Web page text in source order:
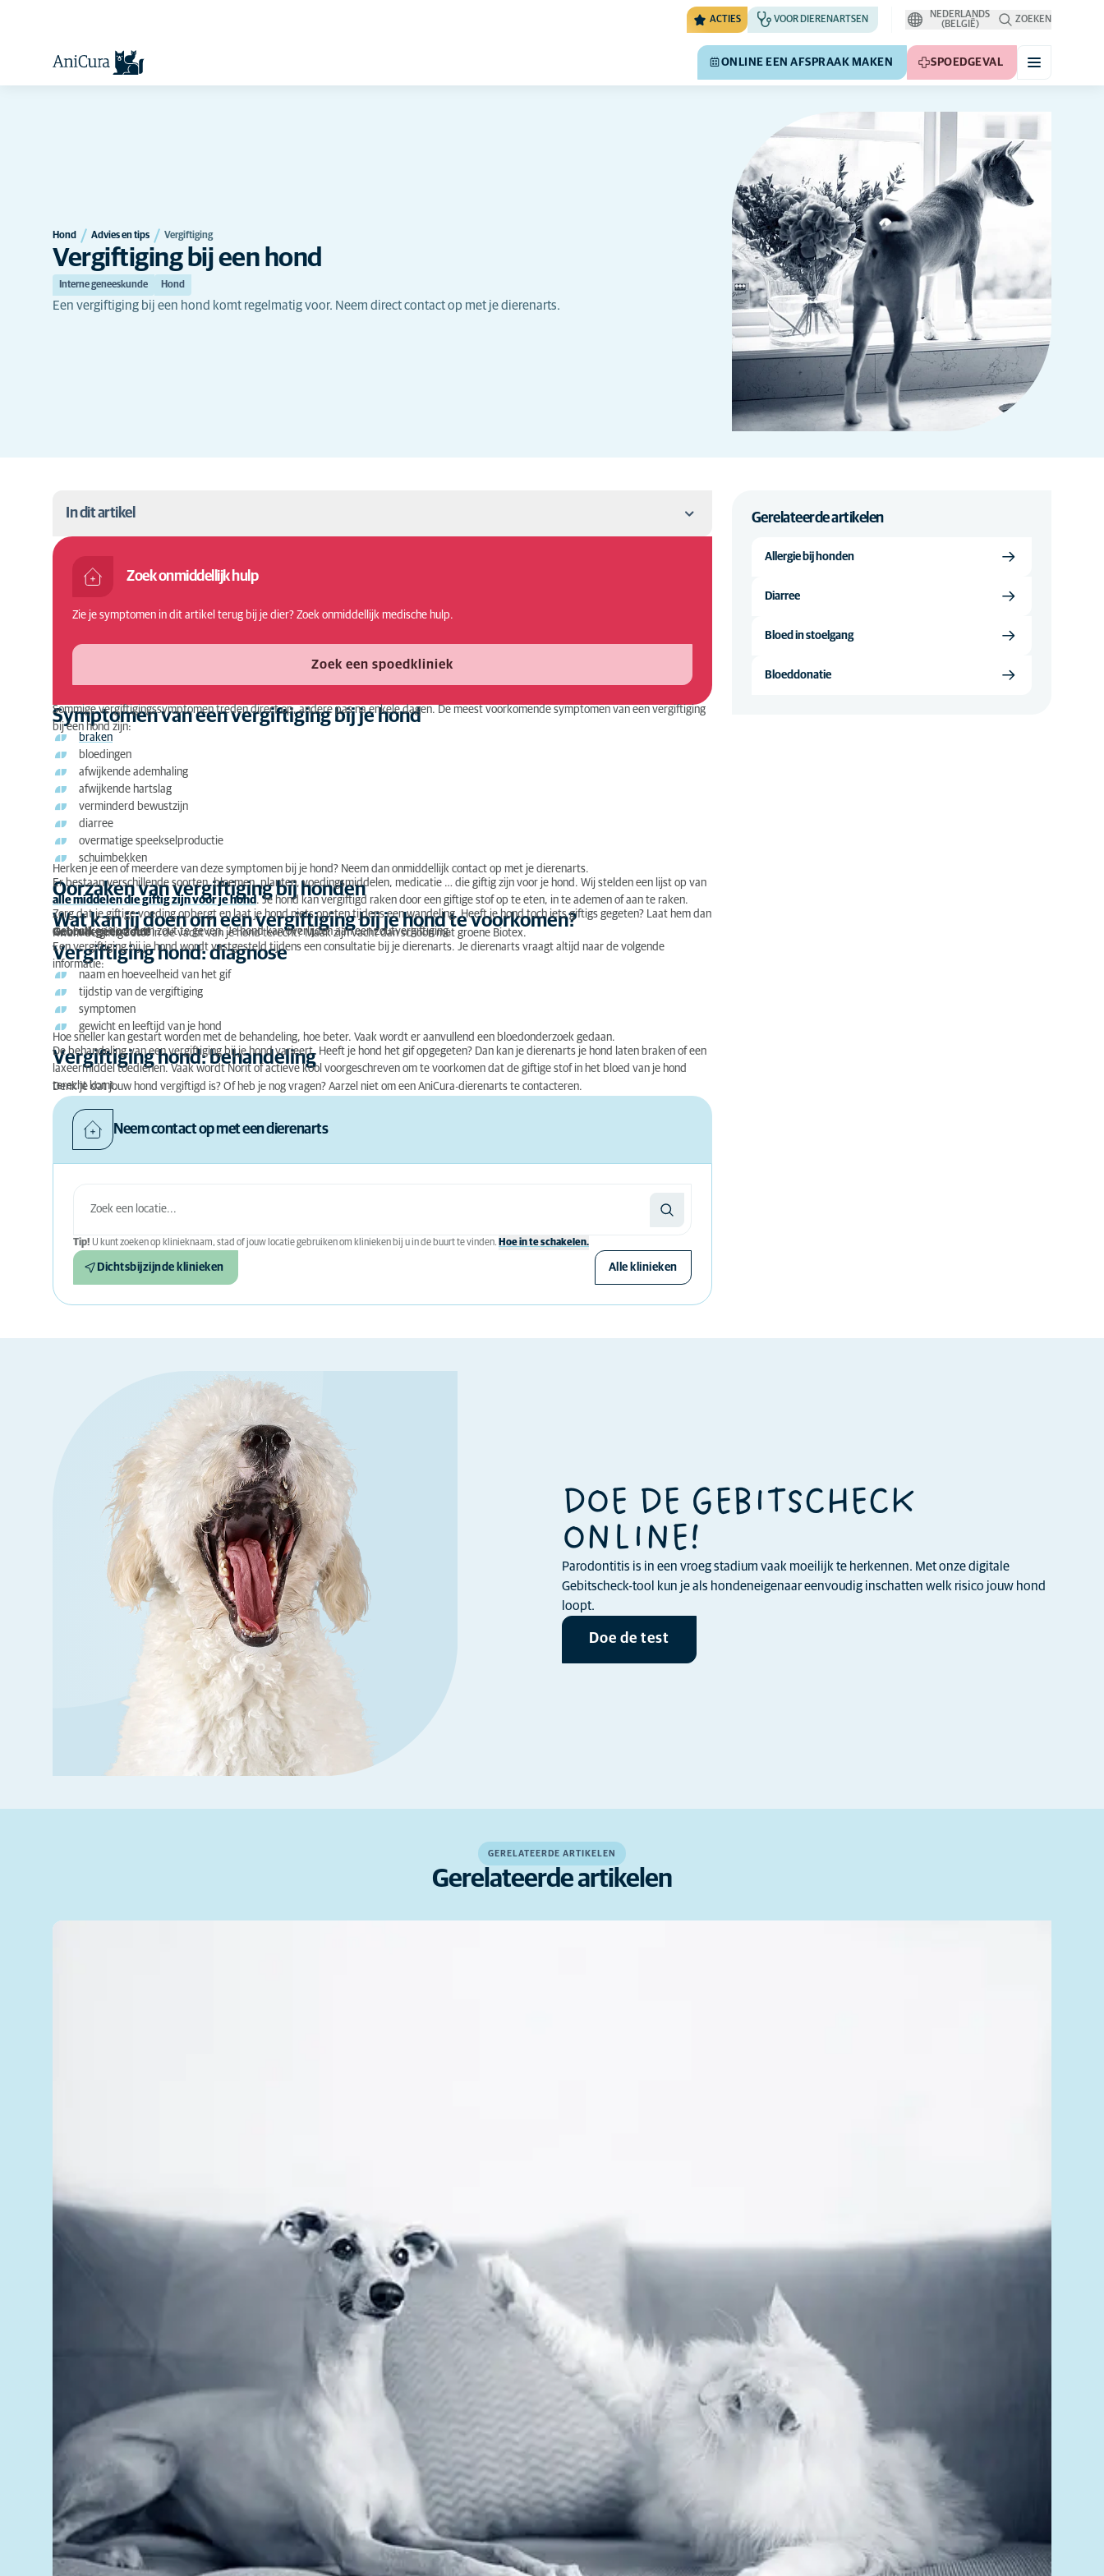
ACTIES VOOR DIERENARTSEN
NEDERLANDS
(BELGIË)
ZOEKEN
ONLINE EEN AFSPRAAK MAKEN SPOEDGEVAL
Hond Advies en tips Vergiftiging
Vergiftiging bij een hond
Interne geneeskunde Hond
Een vergiftiging bij een hond komt regelmatig voor. Neem direct contact op met je dierenarts.
In dit artikel
Wat kan jij doen om een vergiftiging bij je hond te voorkomen?
Zoek onmiddellijk hulp
Zie je symptomen in dit artikel terug bij je dier? Zoek onmiddellijk medische hulp.
Zoek een spoedkliniek
Symptomen van een vergiftiging bij je hond
Sommige vergiftigingssymptomen treden direct op, andere pas na enkele dagen. De meest voorkomende symptomen van een vergiftiging
bij een hond zijn:
braken
bloedingen
afwijkende ademhaling
afwijkende hartslag
verminderd bewustzijn
diarree
overmatige speekselproductie
schuimbekken
Herken je een of meerdere van deze symptomen bij je hond? Neem dan onmiddellijk contact op met je dierenarts.
Oorzaken van vergiftiging bij honden
Er bestaan verschillende soorten, bloemen, planten, voedingsmiddelen, medicatie … die giftig zijn voor je hond. Wij stelden een lijst op van
alle middelen die giftig zijn voor je hond . Je hond kan vergiftigd raken door een giftige stof op te eten, in te ademen of aan te raken.
Wat kan jij doen om een vergiftiging bij je hond te voorkomen?
Zorg dat je giftige voeding opbergt en laat je hond niets opeten tijdens een wandeling. Heeft je hond toch iets giftigs gegeten? Laat hem dan
niet braken door hem zout te geven. Je hond kan overlijden aan een zoutvergiftiging.
Gebruik geen zout!
Kwam de giftige stof in de vacht van je hond terecht? Maak zijn vacht dan schoon met groene Biotex.
Vergiftiging hond: diagnose
Een vergiftiging bij je hond wordt vastgesteld tijdens een consultatie bij je dierenarts. Je dierenarts vraagt altijd naar de volgende
informatie:
naam en hoeveelheid van het gif
tijdstip van de vergiftiging
symptomen
gewicht en leeftijd van je hond
Hoe sneller kan gestart worden met de behandeling, hoe beter. Vaak wordt er aanvullend een bloedonderzoek gedaan.
Vergiftiging hond: behandeling
De behandeling van een vergiftiging bij je hond varieert. Heeft je hond het gif opgegeten? Dan kan je dierenarts je hond laten braken of een
laxeermiddel toedienen. Vaak wordt Norit of actieve kool voorgeschreven om te voorkomen dat de giftige stof in het bloed van je hond
terecht komt.
Denk je dat jouw hond vergiftigd is? Of heb je nog vragen? Aarzel niet om een AniCura-dierenarts te contacteren.
Neem contact op met een dierenarts
Tip! U kunt zoeken op klinieknaam, stad of jouw locatie gebruiken om klinieken bij u in de buurt te vinden. Hoe in te schakelen.
Dichtsbijzijnde klinieken Alle klinieken
Gerelateerde artikelen
Allergie bij honden
Diarree
Bloed in stoelgang
Bloeddonatie
DOE DE GEBITSCHECK
ONLINE!
Parodontitis is in een vroeg stadium vaak moeilijk te herkennen. Met onze digitale
Gebitscheck-tool kun je als hondeneigenaar eenvoudig inschatten welk risico jouw hond
loopt.
Doe de test
GERELATEERDE ARTIKELEN
Gerelateerde artikelen